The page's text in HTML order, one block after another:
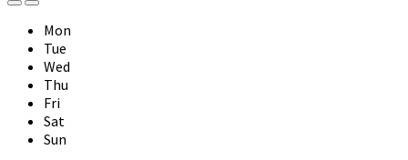
Previous
Month
Next
Month
Mon
Tue
Wed
Thu
Fri
Sat
Sun